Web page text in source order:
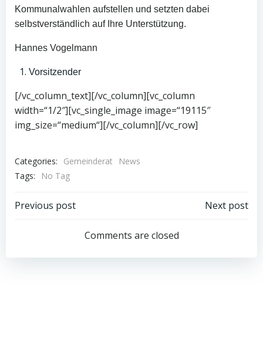
Kommunalwahlen aufstellen und setzten dabei
selbstverständlich auf Ihre Unterstützung.
Hannes Vogelmann
Vorsitzender
[/vc_column_text][/vc_column][vc_column
width=“1/2″][vc_single_image image=“19115″
img_size=“medium“][/vc_column][/vc_row]
Categories: Gemeinderat
News
Tags:
No Tag
Post
navigation
Previous post
navigation
Next post
Comments are closed